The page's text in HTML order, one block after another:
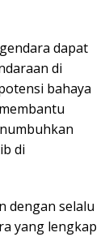
dapat
di
bahaya
di
dengan selalu
yang lengkap